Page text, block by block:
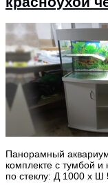
Панорамный
комплекте с тумбой
по стеклу: Д 1000 х Ш